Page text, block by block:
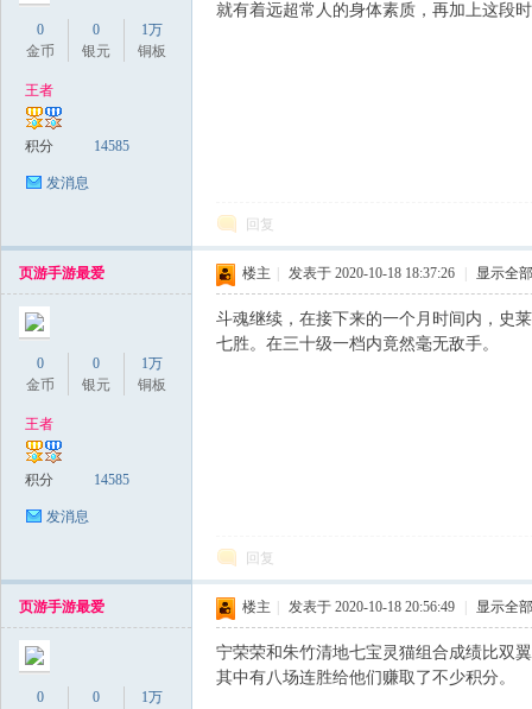
0
金币
0
银元
1万
铜板
王者
积分 14585
发消息
就有着远超常人的身体素质，再加上这段时
回复
页游手游最爱
0
金币
0
银元
1万
铜板
王者
积分 14585
发消息
楼主 发表于 2020-10-18 18:37:26 显示全
斗魂继续，在接下来的一个月时间内，史
七胜。在三十级一档内竟然毫无敌手。
回复
页游手游最爱
0
0
1万
楼主 发表于 2020-10-18 20:56:49 显示全
宁荣荣和朱竹清地七宝灵猫组合成绩比双
其中有八场连胜给他们赚取了不少积分。